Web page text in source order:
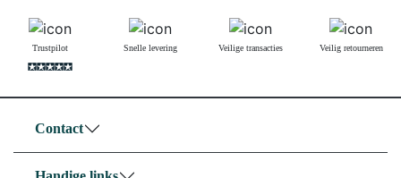
Trustpilot Snelle levering Veilige transacties Veilig retourneren
Contact